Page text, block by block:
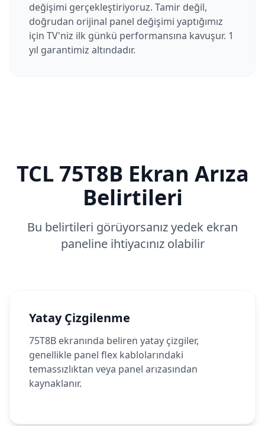
değişimi gerçekleştiriyoruz. Tamir değil,
doğrudan orijinal panel değişimi yaptığımız
için TV'niz ilk günkü performansına kavuşur. 1
yıl garantimiz altındadır.
TCL 75T8B Ekran Arıza
Belirtileri
Bu belirtileri görüyorsanız yedek ekran
paneline ihtiyacınız olabilir
Yatay Çizgilenme
75T8B ekranında beliren yatay çizgiler,
genellikle panel flex kablolarındaki
temassızlıktan veya panel arızasından
kaynaklanır.